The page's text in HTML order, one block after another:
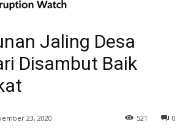
Jaling Desa
Disambut Baik
23, 2020 0
521